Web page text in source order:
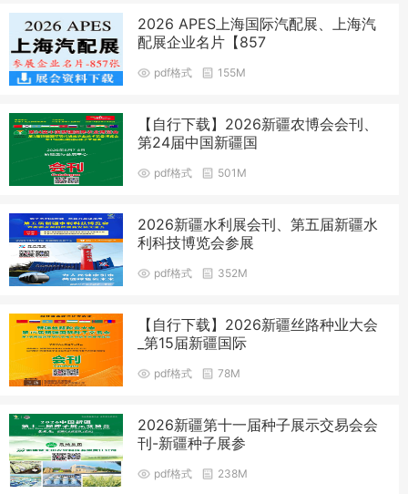
2026 APES上海国际汽配展、上海汽
配展企业名片【857
pdf格式 155M
【自行下载】2026新疆农博会会刊、
第24届中国新疆国
pdf格式 501M
2026新疆水利展会刊、第五届新疆水
利科技博览会参展
pdf格式 352M
【自行下载】2026新疆丝路种业大会
_第15届新疆国际
pdf格式 78M
2026新疆第十一届种子展示交易会会
刊-新疆种子展参
pdf格式 238M